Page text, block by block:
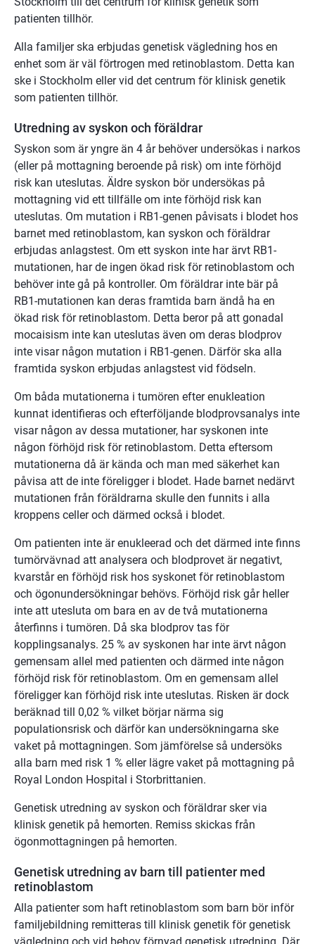
patienten tillhör.
Alla familjer ska erbjudas genetisk vägledning hos en
enhet som är väl förtrogen med retinoblastom. Detta kan
ske i Stockholm eller vid det centrum för klinisk genetik
som patienten tillhör.
Utredning av syskon och föräldrar
Syskon som är yngre än 4 år behöver undersökas i narkos
(eller på mottagning beroende på risk) om inte förhöjd
risk kan uteslutas. Äldre syskon bör undersökas på
mottagning vid ett tillfälle om inte förhöjd risk kan
uteslutas. Om mutation i RB1-genen påvisats i blodet hos
barnet med retinoblastom, kan syskon och föräldrar
erbjudas anlagstest. Om ett syskon inte har ärvt RB1-
mutationen, har de ingen ökad risk för retinoblastom och
behöver inte gå på kontroller. Om föräldrar inte bär på
RB1-mutationen kan deras framtida barn ändå ha en
ökad risk för retinoblastom. Detta beror på att gonadal
mocaisism inte kan uteslutas även om deras blodprov
inte visar någon mutation i RB1-genen. Därför ska alla
framtida syskon erbjudas anlagstest vid födseln.
Om båda mutationerna i tumören efter enukleation
kunnat identifieras och efterföljande blodprovsanalys inte
visar någon av dessa mutationer, har syskonen inte
någon förhöjd risk för retinoblastom. Detta eftersom
mutationerna då är kända och man med säkerhet kan
påvisa att de inte föreligger i blodet. Hade barnet nedärvt
mutationen från föräldrarna skulle den funnits i alla
kroppens celler och därmed också i blodet.
Om patienten inte är enukleerad och det därmed inte finns
tumörvävnad att analysera och blodprovet är negativt,
kvarstår en förhöjd risk hos syskonet för retinoblastom
och ögonundersökningar behövs. Förhöjd risk går heller
inte att utesluta om bara en av de två mutationerna
återfinns i tumören. Då ska blodprov tas för
kopplingsanalys. 25 % av syskonen har inte ärvt någon
gemensam allel med patienten och därmed inte någon
förhöjd risk för retinoblastom. Om en gemensam allel
föreligger kan förhöjd risk inte uteslutas. Risken är dock
beräknad till 0,02 % vilket börjar närma sig
populationsrisk och därför kan undersökningarna ske
vaket på mottagningen. Som jämförelse så undersöks
alla barn med risk 1 % eller lägre vaket på mottagning på
Royal London Hospital i Storbrittanien.
Genetisk utredning av syskon och föräldrar sker via
klinisk genetik på hemorten. Remiss skickas från
ögonmottagningen på hemorten.
Genetisk utredning av barn till patienter med
retinoblastom
Alla patienter som haft retinoblastom som barn bör inför
familjebildning remitteras till klinisk genetik för genetisk